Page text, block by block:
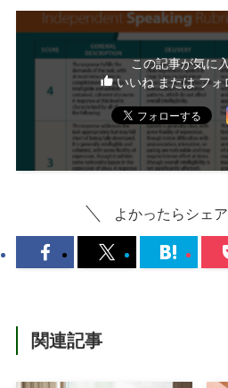
この記事が気に
いいね または フォ
よかったらシェ
関連記事